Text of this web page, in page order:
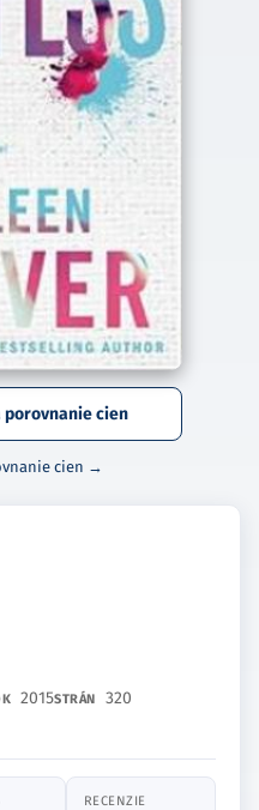
porovnanie cien
cien →
2015STRÁN 320
RECENZIE